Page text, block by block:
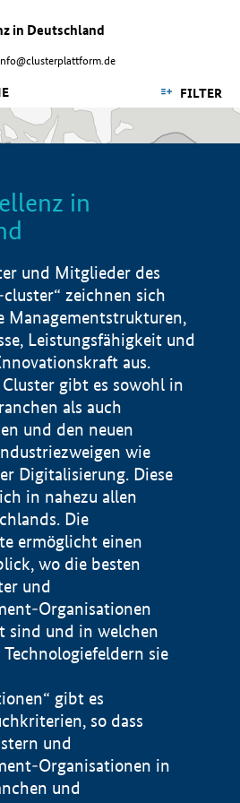
in Deutschland
FILTER
in
und Mitglieder des
zeichnen sich
Managementstrukturen,
Leistungsfähigkeit und
aus.
gibt es sowohl in
als auch
und den neuen
wie
Digitalisierung. Diese
in nahezu allen
Die
ermöglicht einen
wo die besten
und
Organisationen
sind und in welchen
sie
gibt es
so dass
und
Organisationen in
und
2015